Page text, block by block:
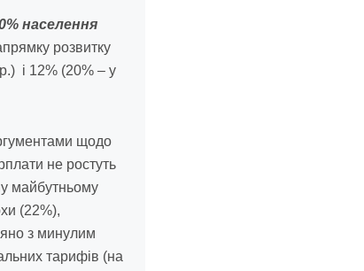
населення
розвитку
і 12% (20% – у
щодо
не ростуть
майбутньому
(22%),
з минулим
тарифів (на